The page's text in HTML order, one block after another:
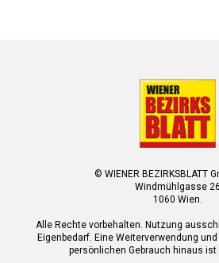
© WIENER BEZIRKSBLATT
Windmühlgasse 26
1060 Wien.
Alle Rechte vorbehalten. Nutzung
Eigenbedarf. Eine Weiterverwendung
persönlichen Gebrauch hinaus